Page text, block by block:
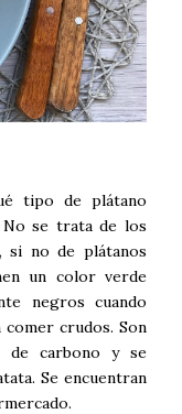
tipo de plátano
No se trata de los
si no de plátanos
un color verde
negros cuando
comer crudos. Son
de carbono y se
Se encuentran